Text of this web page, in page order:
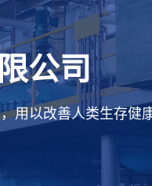
公司
用以改善人类生存健